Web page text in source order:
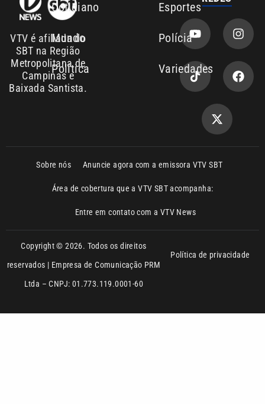
VTV é afiliada do
SBT na Região
Metropolitana de
Campinas e
Baixada Santista.
Mundo Polícia
Política Variedades
Anuncie agora com a emissora VTV SBT
Copyright © 2026. Todos os direitos